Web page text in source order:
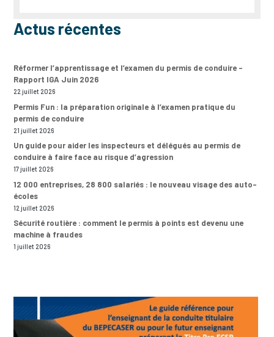
Actus récentes
Réformer l’apprentissage et l’examen du permis de conduire –
Rapport IGA Juin 2026
22 juillet 2026
Permis Fun : la préparation originale à l’examen pratique du
permis de conduire
21 juillet 2026
Un guide pour aider les inspecteurs et délégués au permis de
conduire à faire face au risque d’agression
17 juillet 2026
12 000 entreprises, 28 800 salariés : le nouveau visage des auto-
écoles
12 juillet 2026
Sécurité routière : comment le permis à points est devenu une
machine à fraudes
1 juillet 2026